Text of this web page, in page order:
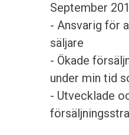
September
- Ansvarig för
säljare
- Ökade
under min tid
- Utvecklade